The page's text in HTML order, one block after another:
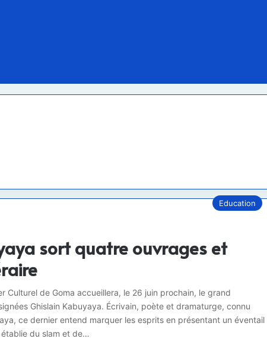
Education
sort quatre ouvrages et
Culturel de Goma accueillera, le 26 juin prochain, le grand
Ghislain Kabuyaya. Écrivain, poète et dramaturge, connu
ce dernier entend marquer les esprits en présentant un éventail
du slam et de…